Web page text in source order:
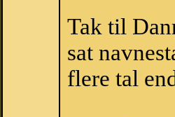
Tak til
sat
flere tal